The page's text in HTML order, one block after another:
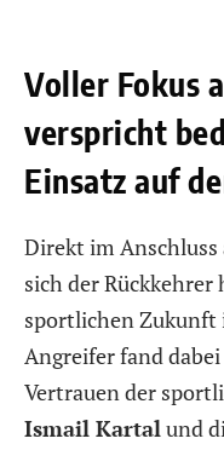
Voller Fokus
verspricht
Einsatz auf
Direkt im
sich der
sportlichen Zukunft
Angreifer fand
Vertrauen der
Ismail Kartalund